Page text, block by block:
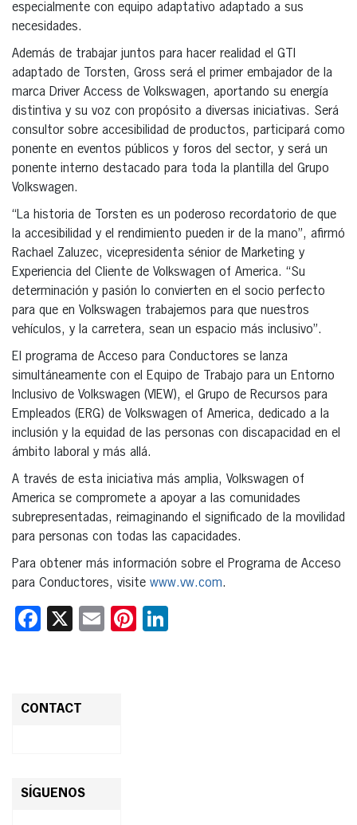
especialmente con equipo adaptativo adaptado a sus
necesidades.
Además de trabajar juntos para hacer realidad el GTI
adaptado de Torsten, Gross será el primer embajador de la
marca Driver Access de Volkswagen, aportando su energía
distintiva y su voz con propósito a diversas iniciativas. Será
consultor sobre accesibilidad de productos, participará como
ponente en eventos públicos y foros del sector, y será un
ponente interno destacado para toda la plantilla del Grupo
Volkswagen.
“La historia de Torsten es un poderoso recordatorio de que
la accesibilidad y el rendimiento pueden ir de la mano”, afirmó
Rachael Zaluzec, vicepresidenta sénior de Marketing y
Experiencia del Cliente de Volkswagen of America. “Su
determinación y pasión lo convierten en el socio perfecto
para que en Volkswagen trabajemos para que nuestros
vehículos, y la carretera, sean un espacio más inclusivo”.
El programa de Acceso para Conductores se lanza
simultáneamente con el Equipo de Trabajo para un Entorno
Inclusivo de Volkswagen (VIEW), el Grupo de Recursos para
Empleados (ERG) de Volkswagen of America, dedicado a la
inclusión y la equidad de las personas con discapacidad en el
ámbito laboral y más allá.
A través de esta iniciativa más amplia, Volkswagen of
America se compromete a apoyar a las comunidades
subrepresentadas, reimaginando el significado de la movilidad
para personas con todas las capacidades.
Para obtener más información sobre el Programa de Acceso
para Conductores, visite www.vw.com.
Facebook
X EmailPinterest
CONTACT
SÍGUENOS